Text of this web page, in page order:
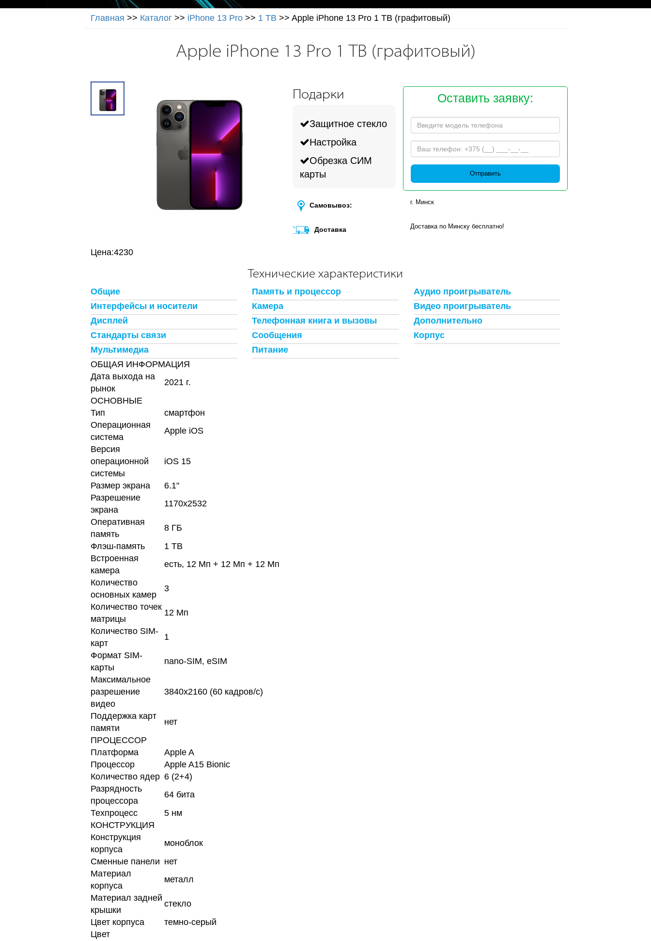
Главная >> Каталог >> iPhone 13 Pro >> 1 TB >> Apple iPhone 13 Pro 1 TB (графитовый)
Apple iPhone 13 Pro 1 TB (графитовый)
Цена:4230
Подарки
Защитное стекло
Настройка
Обрезка СИМ
карты
Оставить заявку:
Отправить
Самовывоз: г. Минск
Доставка Доставка по Минску бесплатно!
Технические характеристики
Общие Память и процессор
Аудио проигрыватель
Интерфейсы и носители
Камера
Видео проигрыватель
Дисплей
Телефонная книга и вызовы
Дополнительно
Стандарты связи
Сообщения
Корпус
Мультимедиа
Питание
ОБЩАЯ ИНФОРМАЦИЯ
Дата выхода на
рынок
2021 г.
ОСНОВНЫЕ
Тип
смартфон
Операционная
система
Apple iOS
Версия
операционной
системы
iOS 15
Размер экрана
6.1"
Разрешение
экрана
1170x2532
Оперативная
память
8 ГБ
Флэш-память
1 TB
Встроенная
камера
есть, 12 Мп + 12 Мп + 12 Мп
Количество
основных камер
3
Количество точек
матрицы
12 Мп
Количество SIM-
карт
1
Формат SIM-
карты
nano-SIM, eSIM
Максимальное
разрешение
видео
3840x2160 (60 кадров/с)
Поддержка карт
памяти
нет
ПРОЦЕССОР
Платформа
Apple A
Процессор
Apple A15 Bionic
Количество ядер 6 (2+4)
Разрядность
процессора
64 бита
Техпроцесс
5 нм
КОНСТРУКЦИЯ
Конструкция
корпуса
моноблок
Сменные панели нет
Материал
корпуса
металл
Материал задней
крышки
стекло
Цвет корпуса
темно-серый
Цвет